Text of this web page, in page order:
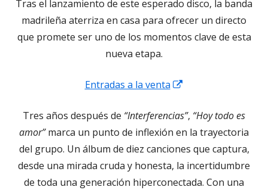
Tras el lanzamiento de este esperado disco, la banda
madrileña aterriza en casa para ofrecer un directo
que promete ser uno de los momentos clave de esta
nueva etapa.
Entradas a la venta
una
ventana
nueva
Tres años después de “Interferencias”, “Hoy todo es
amor”marca un punto de inflexión en la trayectoria
del grupo. Un álbum de diez canciones que captura,
desde una mirada cruda y honesta, la incertidumbre
de toda una generación hiperconectada. Con una